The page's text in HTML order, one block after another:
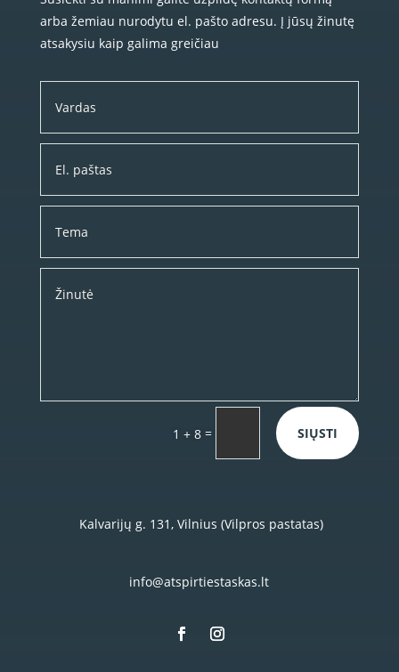
arba žemiau nurodytu el. pašto adresu. Į jūsų žinutę
atsakysiu kaip galima greičiau
1 + 8 = SIŲSTI
Kalvarijų g. 131, Vilnius (Vilpros pastatas)
info@atspirtiestaskas.lt